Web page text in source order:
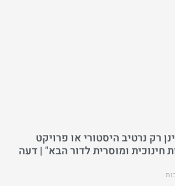
רק נרטיב היסטורי או פרויקט
חינוכית ומוסרית לדור הבא" | דעה